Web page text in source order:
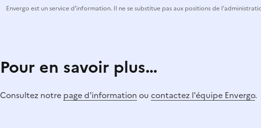
Envergo est un service d'information. Il ne se substitue pas aux positions de
Pour en savoir plus…
Consultez notre page d'information ou contactez l'équipe Envergo.